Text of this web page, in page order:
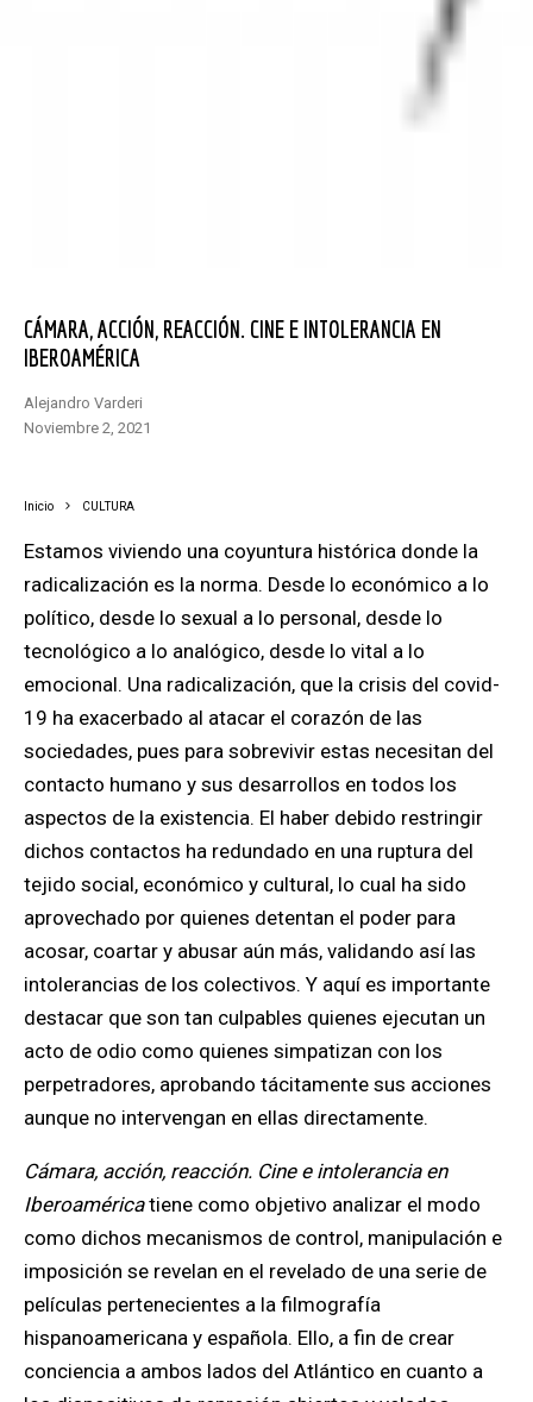
CÁMARA, ACCIÓN, REACCIÓN. CINE E INTOLERANCIA EN
IBEROAMÉRICA
Alejandro Varderi
noviembre 2, 2021
Inicio CULTURA
Estamos viviendo una coyuntura histórica donde la
radicalización es la norma. Desde lo económico a lo
político, desde lo sexual a lo personal, desde lo
tecnológico a lo analógico, desde lo vital a lo
emocional. Una radicalización, que la crisis del covid-
19 ha exacerbado al atacar el corazón de las
sociedades, pues para sobrevivir estas necesitan del
contacto humano y sus desarrollos en todos los
aspectos de la existencia. El haber debido restringir
dichos contactos ha redundado en una ruptura del
tejido social, económico y cultural, lo cual ha sido
aprovechado por quienes detentan el poder para
acosar, coartar y abusar aún más, validando así las
intolerancias de los colectivos. Y aquí es importante
destacar que son tan culpables quienes ejecutan un
acto de odio como quienes simpatizan con los
perpetradores, aprobando tácitamente sus acciones
aunque no intervengan en ellas directamente.
Cámara, acción, reacción. Cine e intolerancia en
Iberoaméricatiene como objetivo analizar el modo
como dichos mecanismos de control, manipulación e
imposición se revelan en el revelado de una serie de
películas pertenecientes a la filmografía
hispanoamericana y española. Ello, a fin de crear
conciencia a ambos lados del Atlántico en cuanto a